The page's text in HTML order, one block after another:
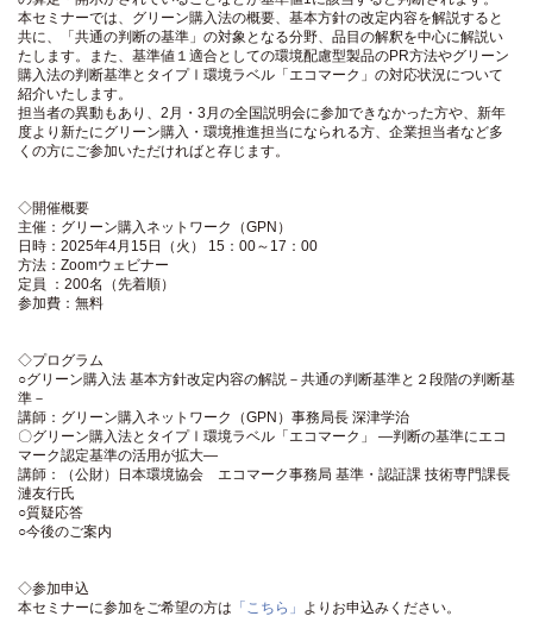
本セミナーでは、グリーン購入法の概要、基本方針の改定内容を解説すると
共に、「共通の判断の基準」の対象となる分野、品目の解釈を中心に解説い
たします。また、基準値１適合としての環境配慮型製品のPR方法やグリーン
購入法の判断基準とタイプⅠ環境ラベル「エコマーク」の対応状況について
紹介いたします。
担当者の異動もあり、2月・3月の全国説明会に参加できなかった方や、新年
度より新たにグリーン購入・環境推進担当になられる方、企業担当者など多
くの方にご参加いただければと存じます。
◇開催概要
主催：グリーン購入ネットワーク（GPN）
日時：2025年4月15日（火） 15：00～17：00
方法：Zoomウェビナー
定員 ：200名（先着順）
参加費：無料
◇プログラム
○グリーン購入法 基本方針改定内容の解説－共通の判断基準と２段階の判断基
準－
講師：グリーン購入ネットワーク（GPN）事務局長 深津学治
〇グリーン購入法とタイプⅠ環境ラベル「エコマーク」 ―判断の基準にエコ
マーク認定基準の活用が拡大―
講師：（公財）日本環境協会 エコマーク事務局 基準・認証課 技術専門課長
漣友行氏
○質疑応答
○今後のご案内
◇参加申込
本セミナーに参加をご希望の方は 「こちら」 よりお申込みください。